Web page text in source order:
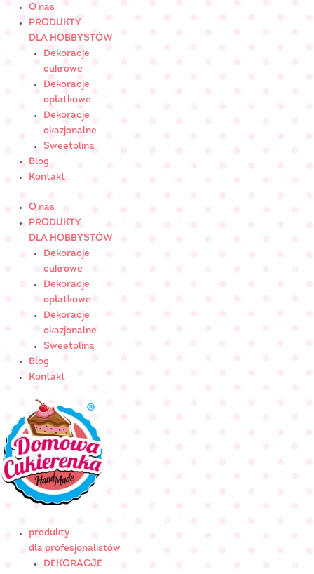
Skip
content
O nas
PRODUKTY
DLA HOBBYSTÓW
Dekoracje
cukrowe
Dekoracje
opłatkowe
Dekoracje
okazjonalne
Sweetolina
Blog
Kontakt
O nas
PRODUKTY
DLA HOBBYSTÓW
Dekoracje
cukrowe
Dekoracje
opłatkowe
Dekoracje
okazjonalne
Sweetolina
Blog
Kontakt
produkty
dla profesjonalistów
DEKORACJE
ilość
RÓŻA
cukrowaNr